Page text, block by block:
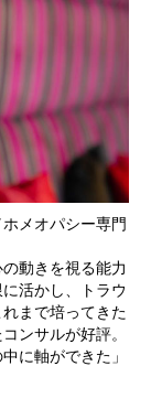
メオパシー専門
動きを視る能力
活かし、トラウ
まで培ってきた
ンサルが好評。
に軸ができた」